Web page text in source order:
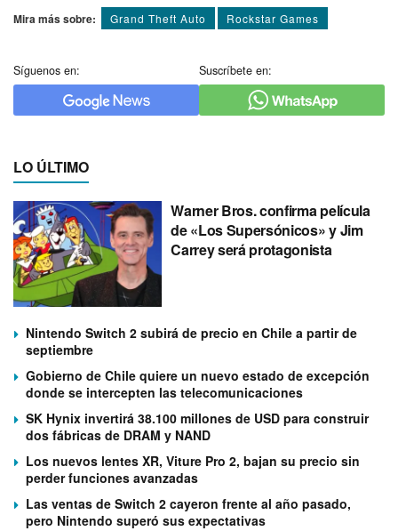
Mira más sobre: Grand Theft Auto Rockstar Games
Síguenos en: Suscríbete en:
LO ÚLTIMO
Warner Bros. confirma película
de «Los Supersónicos» y Jim
Carrey será protagonista
Nintendo Switch 2 subirá de precio en Chile a partir de
septiembre
Gobierno de Chile quiere un nuevo estado de excepción
donde se intercepten las telecomunicaciones
SK Hynix invertirá 38.100 millones de USD para construir
dos fábricas de DRAM y NAND
Los nuevos lentes XR, Viture Pro 2, bajan su precio sin
perder funciones avanzadas
Las ventas de Switch 2 cayeron frente al año pasado,
pero Nintendo superó sus expectativas